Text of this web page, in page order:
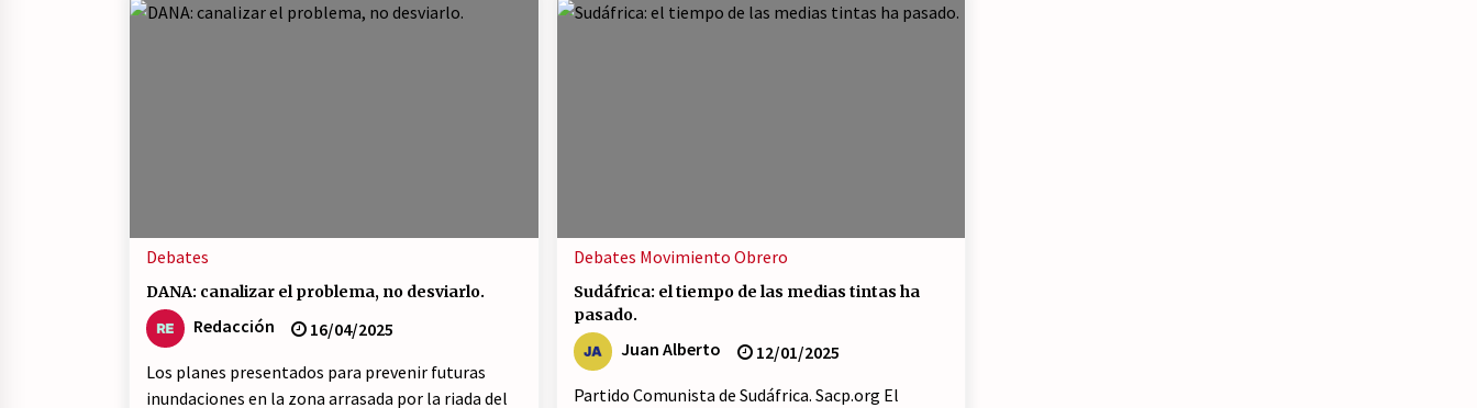
Debates
DANA: canalizar el problema, no desviarlo.
Redacción
16/04/2025
Los planes presentados para prevenir futuras
inundaciones en la zona arrasada por la riada del
Debates Movimiento Obrero
Sudáfrica: el tiempo de las medias tintas ha
pasado.
Juan Alberto
12/01/2025
Partido Comunista de Sudáfrica. Sacp.org El